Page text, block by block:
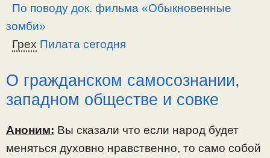
По поводу док. фильма «Обыкновенные
зомби»
Грех Пилата сегодня
О гражданском самосознании,
западном обществе и совке
Аноним: Вы сказали что если народ будет
меняться духовно нравственно, то само собой